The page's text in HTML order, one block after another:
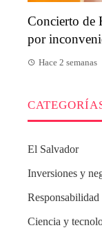
Concierto de
por
Hace 2 semanas
El Salvador
Inversiones y
Ciencia y